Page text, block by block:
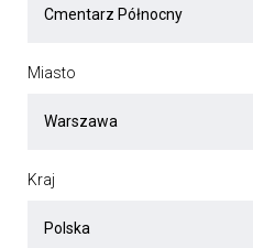
Miasto
Kraj